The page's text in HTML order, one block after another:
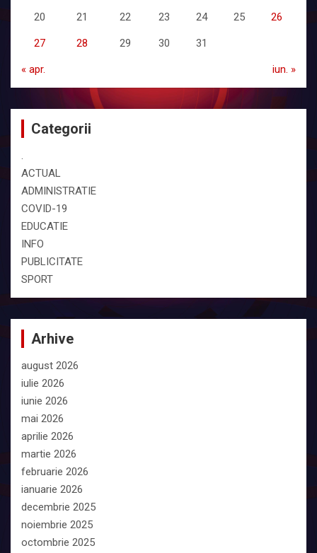
20 21 22 23 24 25 26
27 28 29 30 31
« apr. iun. »
Categorii
.
ACTUAL
ADMINISTRATIE
COVID-19
EDUCATIE
INFO
PUBLICITATE
SPORT
Arhive
august 2026
iulie 2026
iunie 2026
mai 2026
aprilie 2026
martie 2026
februarie 2026
ianuarie 2026
decembrie 2025
noiembrie 2025
octombrie 2025